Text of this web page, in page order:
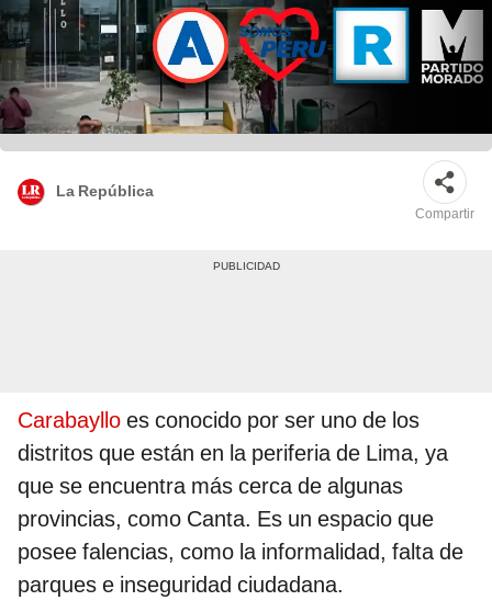
La República
Compartir
Carabayllo es conocido por ser uno de los
distritos que están en la periferia de Lima, ya
que se encuentra más cerca de algunas
provincias, como Canta. Es un espacio que
posee falencias, como la informalidad, falta de
parques e inseguridad ciudadana.